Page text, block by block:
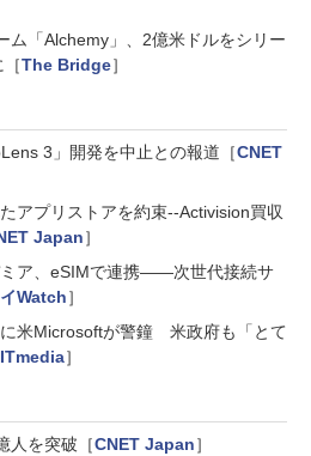
ム「Alchemy」、2億米ドルをシリー
The Bridge］
3」開発を中止との報道［CNET
アプリストアを約束--Activision買収
Japan］
ア、eSIMで連携――次世代接続サ
Watch］
米Microsoftが警鐘 米政府も「とて
ITmedia］
人を突破［CNET Japan］